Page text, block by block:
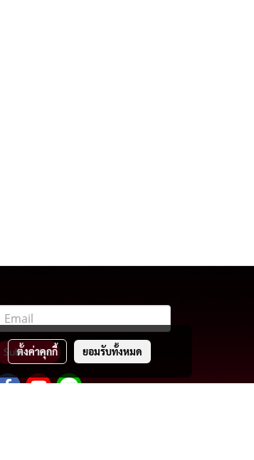
Subscribe
ตั้งค่าคุกกี้ ยอมรับทั้งหมด